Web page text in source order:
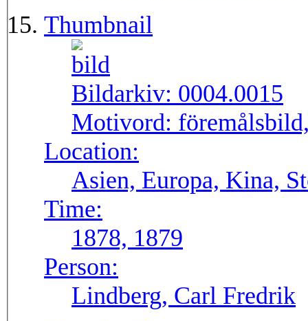
Thumbnail
Bildarkiv: 0004.0015
Motivord:
Location:
Asien, Europa, Kina,
Time:
1878, 1879
Person:
Lindberg, Carl Fredrik